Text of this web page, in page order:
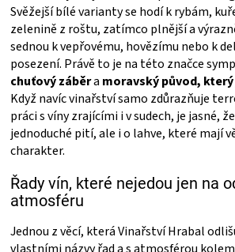
MĚNA
(CZK)
PŘIHLÁŠENÍ
Svěžejší bílé varianty se hodí k rybám,
zelenině z roštu, zatímco plnější a
sednou k vepřovému, hovězímu nebo k
posezení. Právě to je na této značce
chuťový záběra moravský původ,
Když navíc vinařství samo zdůrazňuje
práci s víny zrajícími i v sudech, je jasné,
jednoduché pití, ale i o lahve, které mají
charakter.
Řady vín, které nejedou jen na
atmosféru
Jednou z věcí, která Vinařství Hrabal
vlastními názvy řad a s atmosférou